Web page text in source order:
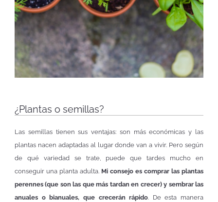
¿Plantas o semillas?
Las semillas tienen sus ventajas: son más económicas y las
plantas nacen adaptadas al lugar donde van a vivir. Pero según
de qué variedad se trate, puede que tardes mucho en
conseguir una planta adulta. Mi consejo es comprar las plantas
perennes (que son las que más tardan en crecer) y sembrar las
anuales o bianuales, que crecerán rápido. De esta manera